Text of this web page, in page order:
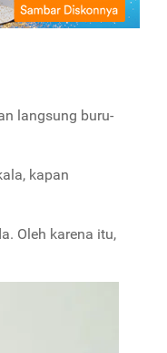
langsung buru-
kapan
Oleh karena itu,